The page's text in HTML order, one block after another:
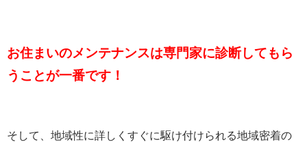
お住まいのメンテナンスは専門家に診断してもら
うことが一番です！
そして、地域性に詳しくすぐに駆け付けられる地域密着の